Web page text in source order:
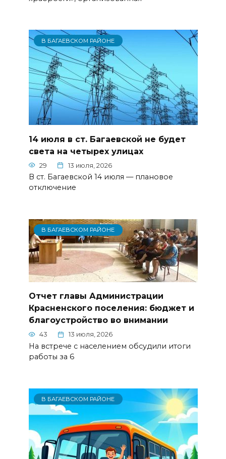
В БАГАЕВСКОМ РАЙОНЕ
14 июля в ст. Багаевской не будет
света на четырех улицах
29 13 июля, 2026
В ст. Багаевской 14 июля — плановое
отключение
В БАГАЕВСКОМ РАЙОНЕ
Отчет главы Администрации
Красненского поселения: бюджет и
благоустройство во внимании
43 13 июля, 2026
На встрече с населением обсудили итоги
работы за 6
В БАГАЕВСКОМ РАЙОНЕ